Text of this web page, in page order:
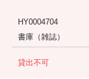
HY0004704
書庫（雑誌）
貸出不可